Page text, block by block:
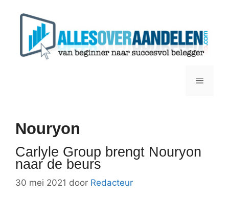
Menu
Nouryon
Carlyle Group brengt Nouryon
naar de beurs
30 mei 2021 door Redacteur